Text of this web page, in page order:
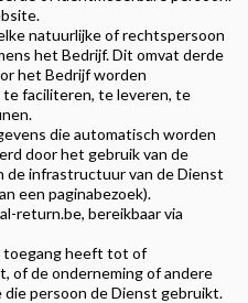
natuurlijke of rechtspersoon
het Bedrijf. Dit omvat derde
het Bedrijf worden
faciliteren, te leveren, te
die automatisch worden
door het gebruik van de
de infrastructuur van de Dienst
een paginabezoek).
return.be, bereikbaar via
toegang heeft tot of
of de onderneming of andere
persoon de Dienst gebruikt.